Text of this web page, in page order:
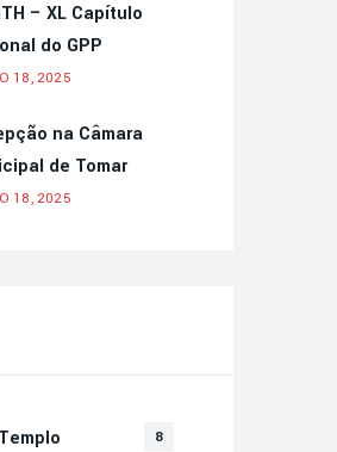
– XL Capítulo
do GPP
18, 2025
na Câmara
de Tomar
18, 2025
8